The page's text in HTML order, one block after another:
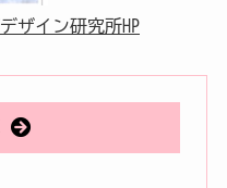
ザイン研究所HP